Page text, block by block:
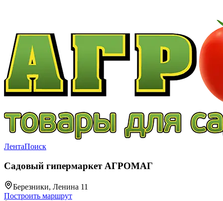
ЛентаПоиск
Садовый гипермаркет АГРОМАГ
Березники, Ленина 11
Построить маршрут